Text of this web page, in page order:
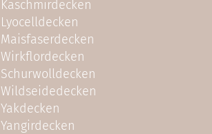
Kaschmirdecken
Lyocelldecken
Maisfaserdecken
Wirkflordecken
Schurwolldecken
Wildseidedecken
Yakdecken
Yangirdecken